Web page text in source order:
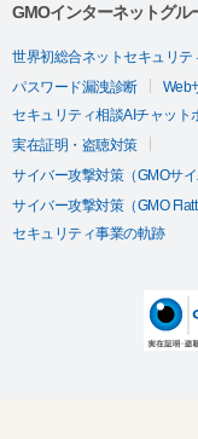
GMOインターネットグル
世界初総合ネットセキュリテ
パスワード漏洩診断
Web
セキュリティ相談AIチャット
実在証明・盗聴対策
サイバー攻撃対策（GMOサ
サイバー攻撃対策（GMO Flatt
セキュリティ事業の軌跡